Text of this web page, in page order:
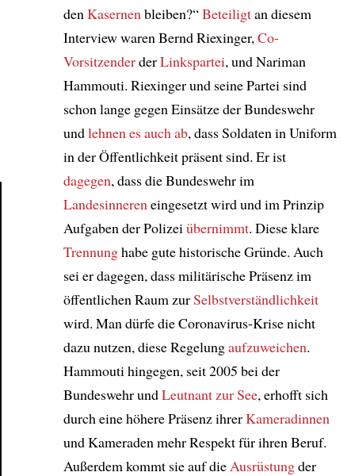
den Kasernen bleiben?“Beteiligtan diesem
Interview waren Bernd Riexinger, Co-
VorsitzenderderLinkspartei, und Nariman
Hammouti. Riexinger und seine Partei sind
schon lange gegen Einsätze der Bundeswehr
undlehnen es auch ab, dass Soldaten in Uniform
in der Öffentlichkeit präsent sind. Er ist
dagegen, dass die Bundeswehr im
Landesinneren eingesetzt wird und im Prinzip
Aufgaben der Polizei übernimmt. Diese klare
Trennunghabe gute historische Gründe. Auch
sei er dagegen, dass militärische Präsenz im
öffentlichen Raum zurSelbstverständlichkeit
wird. Man dürfe die Coronavirus-Krise nicht
dazu nutzen, diese Regelungaufzuweichen.
Hammouti hingegen, seit 2005 bei der
Bundeswehr undLeutnant zur See, erhofft sich
durch eine höhere Präsenz ihrerKameradinnen
und Kameraden mehr Respekt für ihren Beruf.
Außerdem kommt sie auf die Ausrüstungder